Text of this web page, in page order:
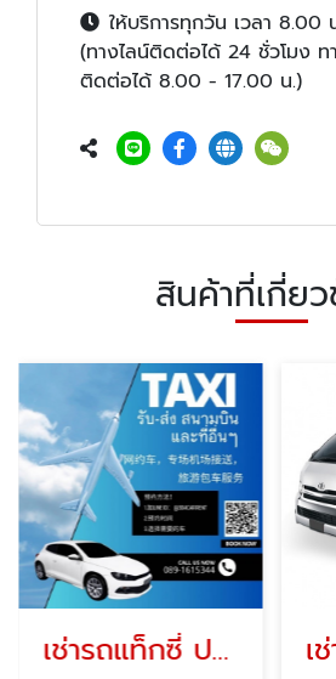
ให้บริการทุกวัน เวลา 8.00
(ทางไลน์ติดต่อได้ 24 ชั่วโมง ท
ติดต่อได้ 8.00 - 17.00 น.)
สินค้าที่เกี่ย
เช่ารถแท็กซี่ ปราจีนบุรี